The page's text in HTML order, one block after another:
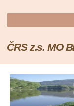
ČRS z.s. MO